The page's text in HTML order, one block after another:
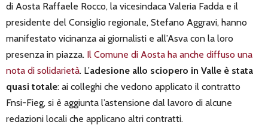
di Aosta Raffaele Rocco, la vicesindaca Valeria Fadda e il
presidente del Consiglio regionale, Stefano Aggravi, hanno
manifestato vicinanza ai giornalisti e all’Asva con la loro
presenza in piazza. Il Comune di Aosta ha anche diffuso una
nota di solidarietà. L’adesione allo sciopero in Valle è stata
quasi totale: ai colleghi che vedono applicato il contratto
Fnsi-Fieg, si è aggiunta l’astensione dal lavoro di alcune
redazioni locali che applicano altri contratti.